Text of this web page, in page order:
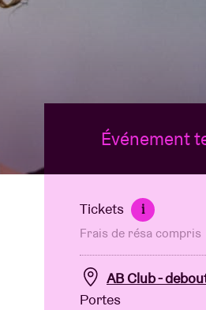
Événement
Tickets i
Frais de résa compris
AB Club -
Portes